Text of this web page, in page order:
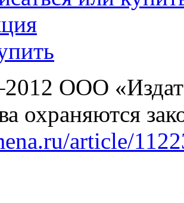
ООО
охраняются
article/